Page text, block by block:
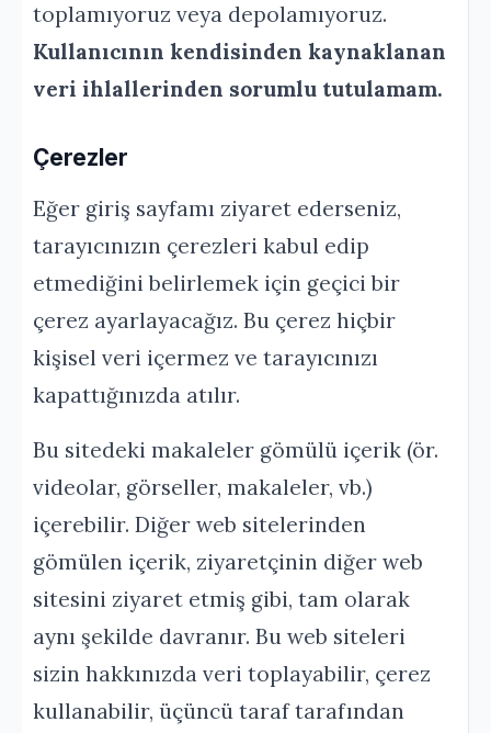
toplamıyoruz veya depolamıyoruz.
Kullanıcının kendisinden kaynaklanan
veri ihlallerinden sorumlu tutulamam.
Çerezler
Eğer giriş sayfamı ziyaret ederseniz,
tarayıcınızın çerezleri kabul edip
etmediğini belirlemek için geçici bir
çerez ayarlayacağız. Bu çerez hiçbir
kişisel veri içermez ve tarayıcınızı
kapattığınızda atılır.
Bu sitedeki makaleler gömülü içerik (ör.
videolar, görseller, makaleler, vb.)
içerebilir. Diğer web sitelerinden
gömülen içerik, ziyaretçinin diğer web
sitesini ziyaret etmiş gibi, tam olarak
aynı şekilde davranır. Bu web siteleri
sizin hakkınızda veri toplayabilir, çerez
kullanabilir, üçüncü taraf tarafından